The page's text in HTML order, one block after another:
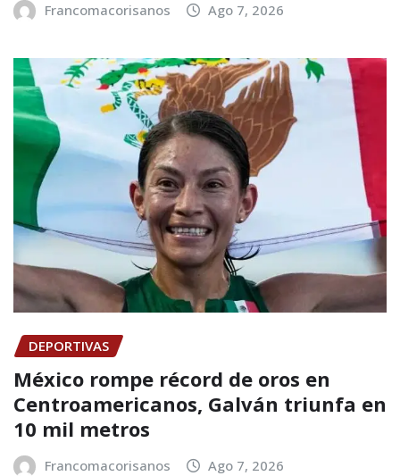
Francomacorisanos Ago 7, 2026
DEPORTIVAS
México rompe récord de oros en
Centroamericanos, Galván triunfa en
10 mil metros
Francomacorisanos Ago 7, 2026